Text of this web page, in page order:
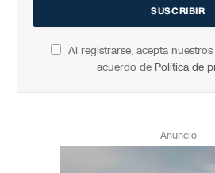
Al registrarse, acepta
acuerdo de Política de
Anuncio